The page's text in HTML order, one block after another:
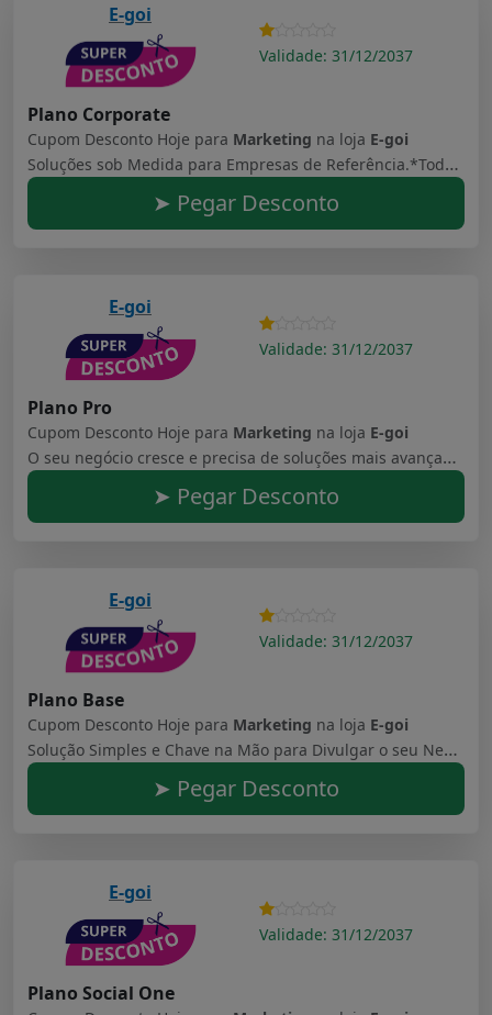
E-goi
Validade: 31/12/2037
Plano Corporate
Cupom Desconto Hoje para Marketing na loja E-goi
Soluções sob Medida para Empresas de Referência.*Todos os planos E-goi incluem reembolso até 30 dias depois da compra. Consulte a nossa política de reembolso.
➤ Pegar Desconto
E-goi
Validade: 31/12/2037
Plano Pro
Cupom Desconto Hoje para Marketing na loja E-goi
O seu negócio cresce e precisa de soluções mais avançadas
➤ Pegar Desconto
E-goi
Validade: 31/12/2037
Plano Base
Cupom Desconto Hoje para Marketing na loja E-goi
Solução Simples e Chave na Mão para Divulgar o seu Negócio.*Todos os planos E-goi incluem reembolso até 30 dias depois da compra. Consulte a nossa política de reembolso.
➤ Pegar Desconto
E-goi
Validade: 31/12/2037
Plano Social One